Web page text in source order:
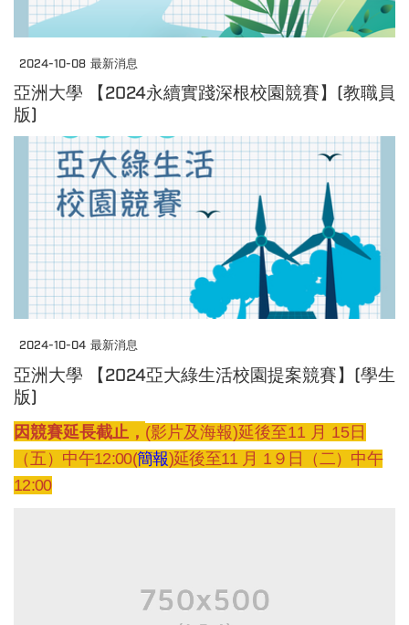
2024-10-08 最新消息
亞洲大學 【2024永續實踐深根校園競賽】(教職員
版)
2024-10-04 最新消息
亞洲大學 【2024亞大綠生活校園提案競賽】(學生
版)
因競賽延長截止， (影片及海報)延後至11 月 15日
（五 ）中午12:00(簡報)延後至11 月 1９ 日（二 ）中午
12:00